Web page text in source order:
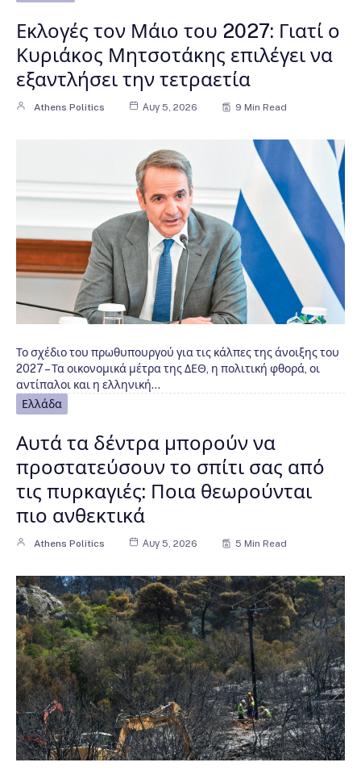
Εκλογές τον Μάιο του 2027: Γιατί ο
Κυριάκος Μητσοτάκης επιλέγει να
εξαντλήσει την τετραετία
Athens Politics Αυγ 5, 2026 9 Min Read
Το σχέδιο του πρωθυπουργού για τις κάλπες της άνοιξης του
2027 – Τα οικονομικά μέτρα της ΔΕΘ, η πολιτική φθορά, οι
αντίπαλοι και η ελληνική…
Ελλάδα
Αυτά τα δέντρα μπορούν να
προστατεύσουν το σπίτι σας από
τις πυρκαγιές: Ποια θεωρούνται
πιο ανθεκτικά
Athens Politics Αυγ 5, 2026 5 Min Read